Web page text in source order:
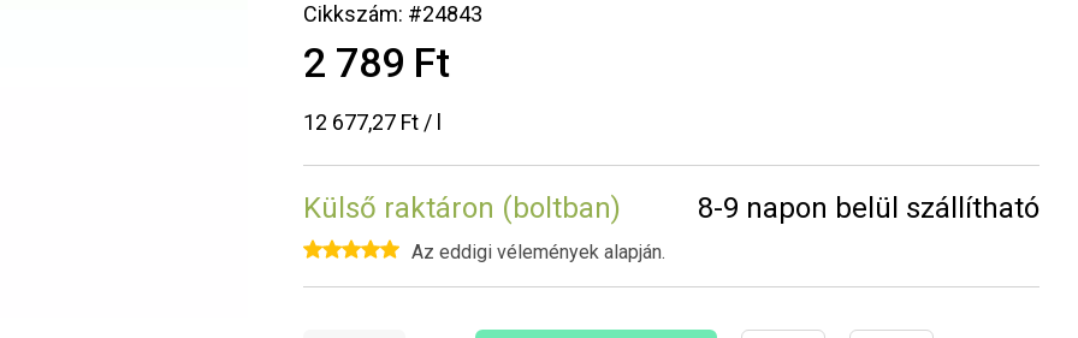
Cikkszám: #24843
2 789 Ft
12 677,27 Ft / l
Külső raktáron (boltban) 8-9 napon belül szállítható
Az eddigi vélemények alapján.